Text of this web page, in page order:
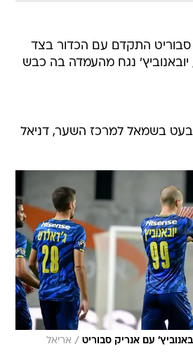
סבוריט התקדם עם הכדור בצד
נגח מהעמדה בה כבש
בשמאל למרכז השער, דניאל
עם אנריק סבוריט / אריאל